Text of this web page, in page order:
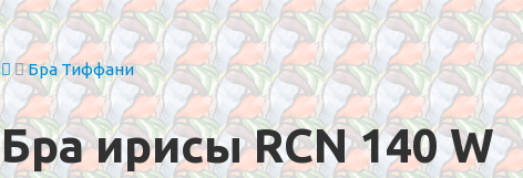
Бра Тиффани
Бра ирисы RCN 140 W